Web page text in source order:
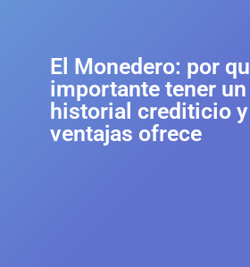
El Monedero: por
importante tener un
historial crediticio
ventajas ofrece